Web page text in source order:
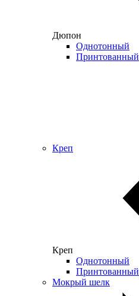
Дюпон
Однотонный
Принтованный
Креп
Креп
Однотонный
Принтованный
Мокрый шелк